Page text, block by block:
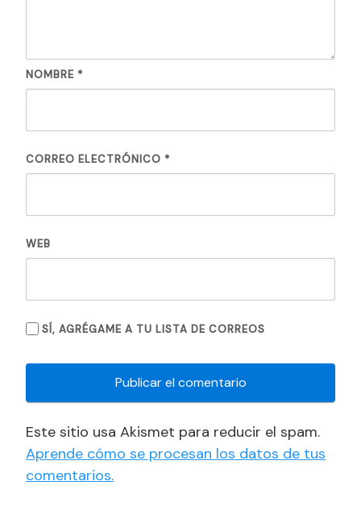
NOMBRE *
CORREO ELECTRÓNICO *
WEB
SÍ, AGRÉGAME A TU LISTA DE CORREOS
Este sitio usa Akismet para reducir el spam.
Aprende cómo se procesan los datos de tus
comentarios.